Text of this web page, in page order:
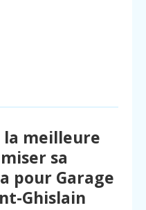
la meilleure
sa
pour Garage
Ghislain